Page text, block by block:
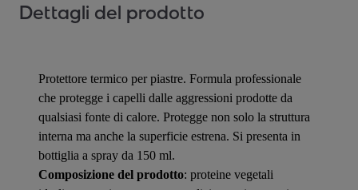
Dettagli del prodotto
Protettore termico per piastre. Formula professionale
che protegge i capelli dalle aggressioni prodotte da
qualsiasi fonte di calore. Protegge non solo la struttura
interna ma anche la superficie estrena. Si presenta in
bottiglia a spray da 150 ml.
Composizione del prodotto: proteine vegetali